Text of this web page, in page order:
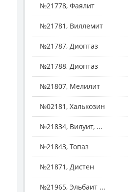
№21778, Фаялит
№21781, Виллемит
№21787, Диоптаз
№21788, Диоптаз
№21807, Мелилит
№02181, Халькозин
№21834, Вилуит, ...
№21843, Топаз
№21871, Дистен
№21965, Эльбаит ...